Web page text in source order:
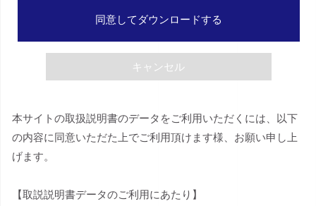
同意してダウンロードする
キャンセル
本サイトの取扱説明書のデータをご利用いただくには、以下
の内容に同意いただた上でご利用頂けます様、お願い申し上
げます。
【取説説明書データのご利用にあたり】